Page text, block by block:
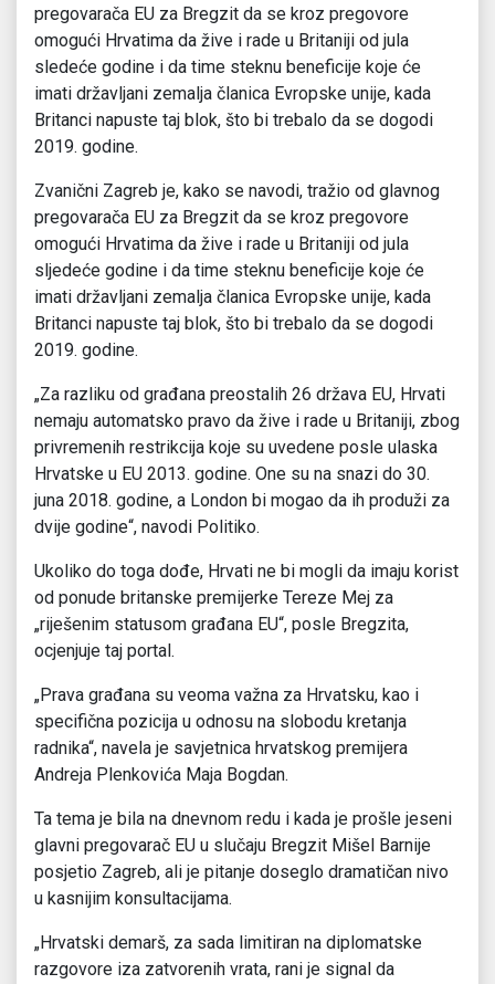
pregovarača EU za Bregzit da se kroz pregovore
omogući Hrvatima da žive i rade u Britaniji od jula
sledeće godine i da time steknu beneficije koje će
imati državljani zemalja članica Evropske unije, kada
Britanci napuste taj blok, što bi trebalo da se dogodi
2019. godine.
Zvanični Zagreb je, kako se navodi, tražio od glavnog
pregovarača EU za Bregzit da se kroz pregovore
omogući Hrvatima da žive i rade u Britaniji od jula
sljedeće godine i da time steknu beneficije koje će
imati državljani zemalja članica Evropske unije, kada
Britanci napuste taj blok, što bi trebalo da se dogodi
2019. godine.
„Za razliku od građana preostalih 26 država EU, Hrvati
nemaju automatsko pravo da žive i rade u Britaniji, zbog
privremenih restrikcija koje su uvedene posle ulaska
Hrvatske u EU 2013. godine. One su na snazi do 30.
juna 2018. godine, a London bi mogao da ih produži za
dvije godine“, navodi Politiko.
Ukoliko do toga dođe, Hrvati ne bi mogli da imaju korist
od ponude britanske premijerke Tereze Mej za
„riješenim statusom građana EU“, posle Bregzita,
ocjenjuje taj portal.
„Prava građana su veoma važna za Hrvatsku, kao i
specifična pozicija u odnosu na slobodu kretanja
radnika“, navela je savjetnica hrvatskog premijera
Andreja Plenkovića Maja Bogdan.
Ta tema je bila na dnevnom redu i kada je prošle jeseni
glavni pregovarač EU u slučaju Bregzit Mišel Barnije
posjetio Zagreb, ali je pitanje doseglo dramatičan nivo
u kasnijim konsultacijama.
„Hrvatski demarš, za sada limitiran na diplomatske
razgovore iza zatvorenih vrata, rani je signal da